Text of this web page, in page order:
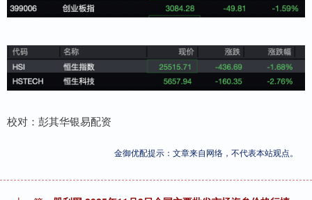
校对：彭其华银易配资
金御优配提示：文章来自网络，不代表本站观点。